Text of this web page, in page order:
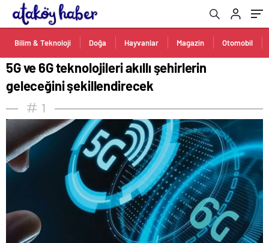
Bilim & Teknoloji Doğa Hayvanlar Magazin Otomobil
5G ve 6G teknolojileri akıllı şehirlerin
geleceğini şekillendirecek
1